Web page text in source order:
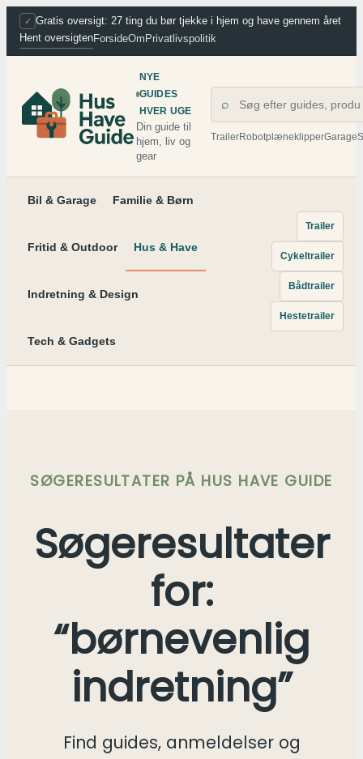
Spring
✓ Gratis oversigt: 27 ting du bør tjekke i hjem og have gennem året
Hent oversigtenForsideOm Privatlivspolitik
NYE
GUIDES
HVER UGE
Din guide til
hjem, liv og
gear
⌕
TrailerRobotplæneklipperGarage
Bil & Garage Familie & Børn
Fritid & Outdoor Hus & Have
Indretning & Design
Tech & Gadgets
Trailer
Cykeltrailer
Bådtrailer
Hestetrailer
SØGERESULTATER PÅ HUS HAVE GUIDE
Søgeresultater
for:
“børnevenlig
indretning”
Find guides, anmeldelser og